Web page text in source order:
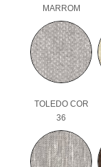
MARROM
TOLEDO COR
36